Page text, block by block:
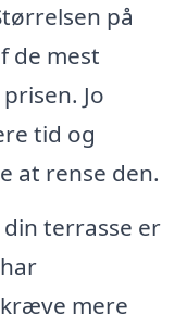
på
de mest
Jo
tid og
at rense den.
din terrasse er
mere